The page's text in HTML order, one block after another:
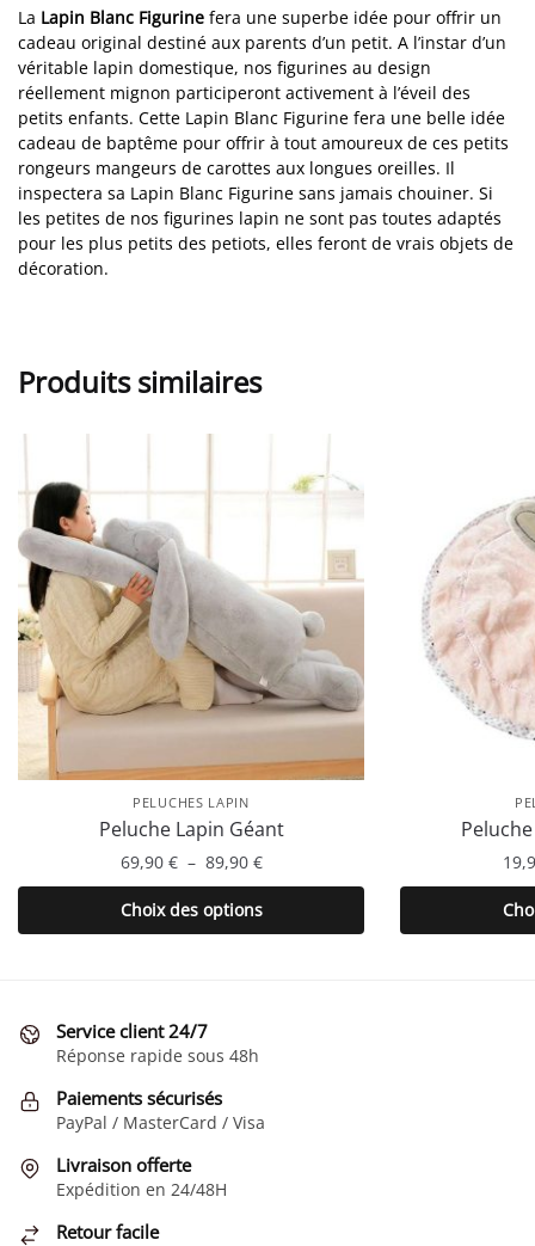
La Lapin Blanc Figurine fera une superbe idée pour offrir un
cadeau original destiné aux parents d’un petit. A l’instar d’un
véritable lapin domestique, nos figurines au design
réellement mignon participeront activement à l’éveil des
petits enfants. Cette Lapin Blanc Figurine fera une belle idée
cadeau de baptême pour offrir à tout amoureux de ces petits
rongeurs mangeurs de carottes aux longues oreilles. Il
inspectera sa Lapin Blanc Figurine sans jamais chouiner. Si
les petites de nos figurines lapin ne sont pas toutes adaptés
pour les plus petits des petiots, elles feront de vrais objets de
décoration.
Produits similaires
PELUCHES LAPIN
Peluche Lapin Géant
69,90 € – 89,90 €Plage
de
prix :
69,90 €
Choix des options
Ce
produit
variations.
Les
peuvent
être
choisies
sur
Service client 24/7
Réponse rapide sous 48h
Paiements sécurisés
PayPal / MasterCard / Visa
Livraison offerte
Expédition en 24/48H
Retour facile